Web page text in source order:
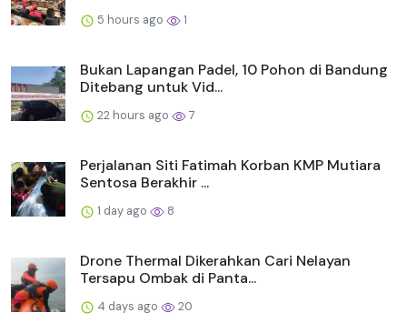
5 hours ago 1
Bukan Lapangan Padel, 10 Pohon di Bandung
Ditebang untuk Vid...
22 hours ago 7
Perjalanan Siti Fatimah Korban KMP Mutiara
Sentosa Berakhir ...
1 day ago 8
Drone Thermal Dikerahkan Cari Nelayan
Tersapu Ombak di Panta...
4 days ago 20